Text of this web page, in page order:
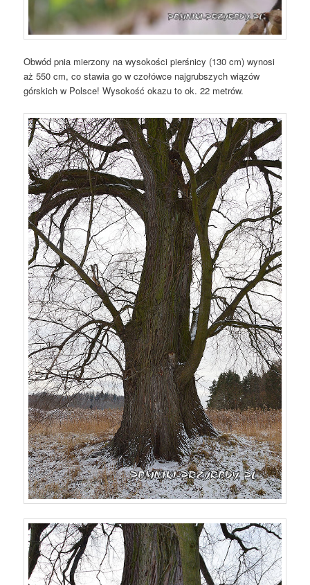
Obwód pnia mierzony na wysokości pierśnicy (130 cm) wynosi
aż 550 cm, co stawia go w czołówce najgrubszych wiązów
górskich w Polsce! Wysokość okazu to ok. 22 metrów.